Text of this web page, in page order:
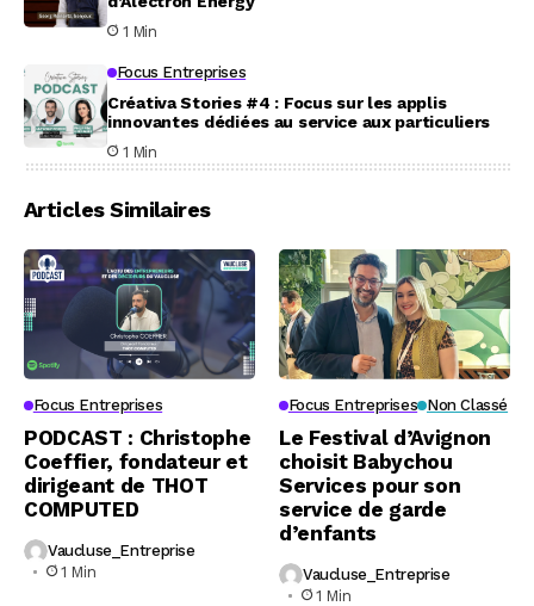
1 Min
Focus Entreprises
Créativa Stories #4 : Focus sur les applis
innovantes dédiées au service aux particuliers
1 Min
Articles Similaires
Focus Entreprises
PODCAST : Christophe
Coeffier, fondateur et
dirigeant de THOT
COMPUTED
Vaucluse_Entreprise
1 Min
Focus Entreprises Non Classé
Le Festival d’Avignon
choisit Babychou
Services pour son
service de garde
d’enfants
Vaucluse_Entreprise
1 Min